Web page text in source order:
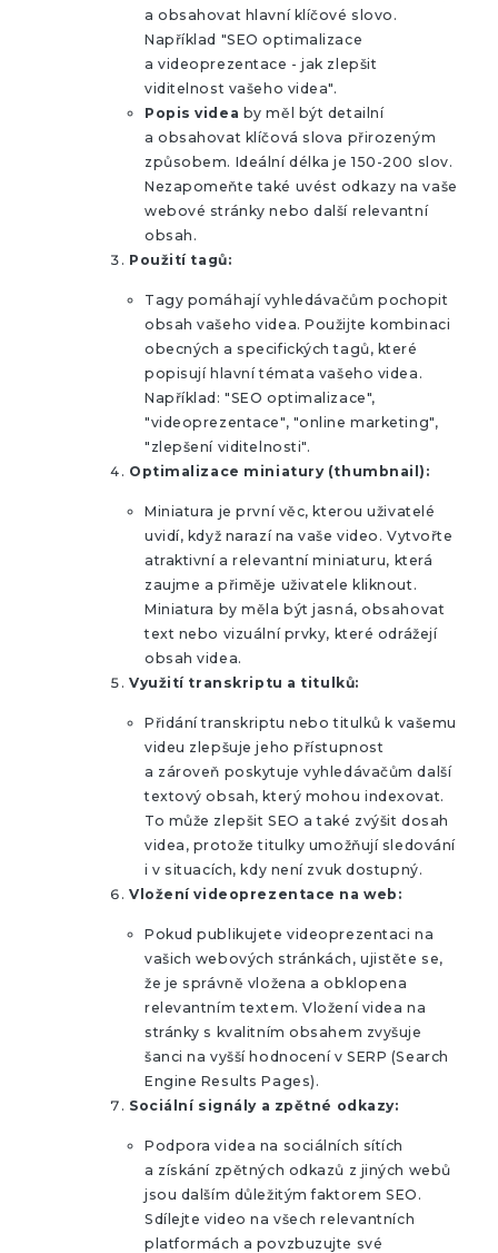
a obsahovat hlavní klíčové slovo.
Například "SEO optimalizace
a videoprezentace - jak zlepšit
viditelnost vašeho videa".
Popis videa by měl být detailní
a obsahovat klíčová slova přirozeným
způsobem. Ideální délka je 150-200 slov.
Nezapomeňte také uvést odkazy na vaše
webové stránky nebo další relevantní
obsah.
Použití tagů:
Tagy pomáhají vyhledávačům pochopit
obsah vašeho videa. Použijte kombinaci
obecných a specifických tagů, které
popisují hlavní témata vašeho videa.
Například: "SEO optimalizace",
"videoprezentace", "online marketing",
"zlepšení viditelnosti".
Optimalizace miniatury (thumbnail):
Miniatura je první věc, kterou uživatelé
uvidí, když narazí na vaše video. Vytvořte
atraktivní a relevantní miniaturu, která
zaujme a přiměje uživatele kliknout.
Miniatura by měla být jasná, obsahovat
text nebo vizuální prvky, které odrážejí
obsah videa.
Využití transkriptu a titulků:
Přidání transkriptu nebo titulků k vašemu
videu zlepšuje jeho přístupnost
a zároveň poskytuje vyhledávačům další
textový obsah, který mohou indexovat.
To může zlepšit SEO a také zvýšit dosah
videa, protože titulky umožňují sledování
i v situacích, kdy není zvuk dostupný.
Vložení videoprezentace na web:
Pokud publikujete videoprezentaci na
vašich webových stránkách, ujistěte se,
že je správně vložena a obklopena
relevantním textem. Vložení videa na
stránky s kvalitním obsahem zvyšuje
šanci na vyšší hodnocení v SERP (Search
Engine Results Pages).
Sociální signály a zpětné odkazy:
Podpora videa na sociálních sítích
a získání zpětných odkazů z jiných webů
jsou dalším důležitým faktorem SEO.
Sdílejte video na všech relevantních
platformách a povzbuzujte své